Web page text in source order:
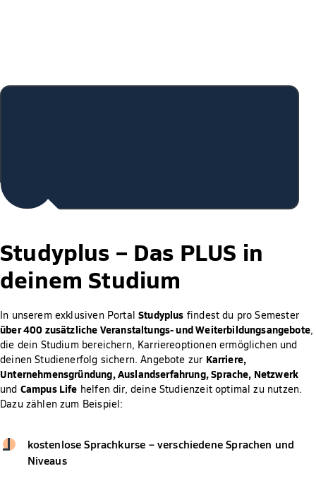
Studyplus – Das PLUS in
deinem Studium
In unserem exklusiven PortalStudyplus findest du pro Semester
über 400 zusätzliche Veranstaltungs- und Weiterbildungsangebote,
die dein Studium bereichern, Karriereoptionen ermöglichen und
deinen Studienerfolg sichern. Angebote zur Karriere,
Unternehmensgründung, Auslandserfahrung, Sprache, Netzwerk
und Campus Life helfen dir, deine Studienzeit optimal zu nutzen.
Dazu zählen zum Beispiel:
kostenlose Sprachkurse – verschiedene Sprachen und
Niveaus